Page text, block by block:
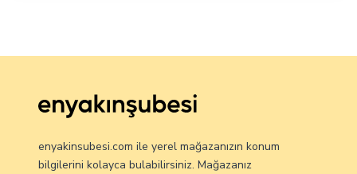
enyakinsubesi.com ile yerel mağazanızın konum
bilgilerini kolayca bulabilirsiniz. Mağazanız